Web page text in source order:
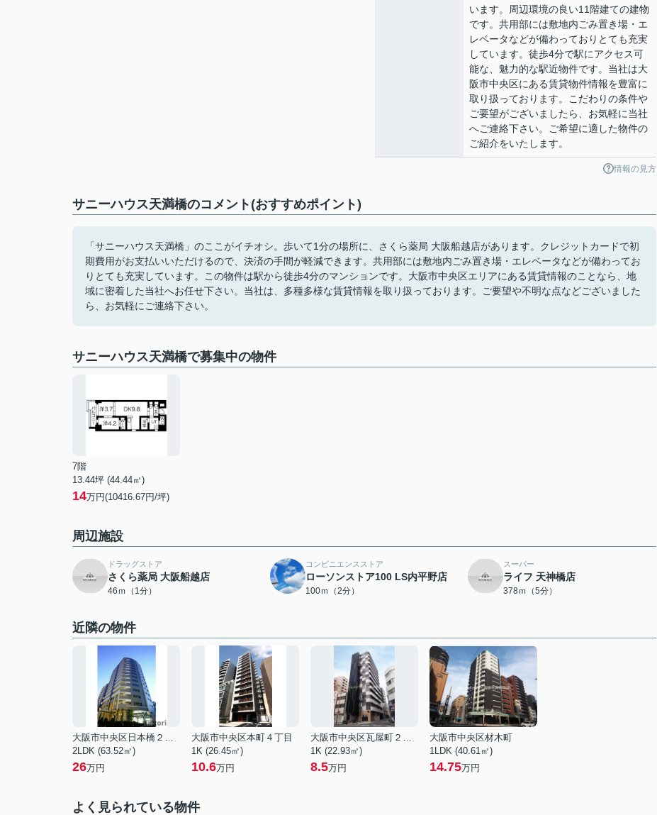
います。周辺環境の良い11階建ての建物
です。共用部には敷地内ごみ置き場・エ
レベータなどが備わっておりとても充実
しています。徒歩4分で駅にアクセス可
能な、魅力的な駅近物件です。当社は大
阪市中央区にある賃貸物件情報を豊富に
取り扱っております。こだわりの条件や
ご要望がございましたら、お気軽に当社
へご連絡下さい。ご希望に適した物件の
ご紹介をいたします。
情報の見方
サニーハウス天満橋のコメント(おすすめポイント)
「サニーハウス天満橋」のここがイチオシ。歩いて1分の場所に、さくら薬局 大阪船越店があります。クレジットカードで初
期費用がお支払いいただけるので、決済の手間が軽減できます。共用部には敷地内ごみ置き場・エレベータなどが備わってお
りとても充実しています。この物件は駅から徒歩4分のマンションです。大阪市中央区エリアにある賃貸情報のことなら、地
域に密着した当社へお任せ下さい。当社は、多種多様な賃貸情報を取り扱っております。ご要望や不明な点などございました
ら、お気軽にご連絡下さい。
サニーハウス天満橋で募集中の物件
7階
13.44坪 (44.44㎡)
14万円(10416.67円/坪)
周辺施設
ドラッグストア
さくら薬局 大阪船越店
46ｍ（1分）
コンビニエンスストア
ローソンストア100 LS内平野店
100ｍ（2分）
スーパー
ライフ 天神橋店
378ｍ（5分）
近隣の物件
大阪市中央区日本橋２丁目
2LDK (63.52㎡)
26万円
大阪市中央区本町４丁目
1K (26.45㎡)
10.6万円
大阪市中央区瓦屋町２丁目
1K (22.93㎡)
8.5万円
大阪市中央区材木町
1LDK (40.61㎡)
14.75万円
よく見られている物件